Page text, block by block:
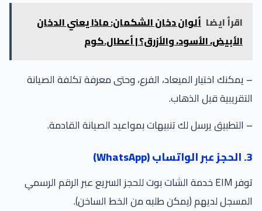
اقرأ ايضا ألوان دخان الشكمان: ماذا يعني الدخان
الأبيض، الأسود، والأزرق؟ | أعطال.كوم
اختيار الميعاد، الفرع، وحتى معرفة تكلفة الصيانة
قبل الذهاب.
يرسل لك تنبيهات بمواعيد الصيانة القادمة.
توفر EIM خدمة الشات بوت للحجز السريع عبر الرقم الرسمي
لديهم (يمكن طلبه من الخط الساخن).